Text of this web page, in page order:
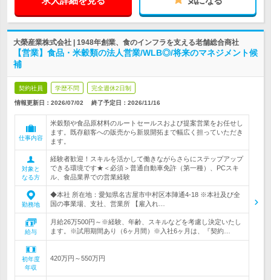
大榮産業株式会社 | 1948年創業、食のインフラを支える老舗総合商社
【営業】食品・米穀類の法人営業/WLB◎/将来のマネジメント候
補
契約社員 学歴不問 完全週休2日制
情報更新日：2026/07/02 終了予定日： 2026/11/16
仕事内容
米穀類や食品原材料のルートセールスおよび提案営業をお任せし
ます。既存顧客への販売から新規開拓まで幅広く担っていただき
ます。
対象と
なる方
経験者歓迎！スキルを活かして働きながらさらにステップアップ
できる環境です★＜必須＞普通自動車免許（第一種）、PCスキ
ル、食品業界での営業経験
勤務地
◆本社 所在地：愛知県名古屋市中村区本陣通4-18 ※本社及び全
国の事業場、支社、営業所 【雇入れ…
給与
月給26万500円～※経験、年齢、スキルなどを考慮し決定いたし
ます。※試用期間あり（6ヶ月間）※入社6ヶ月は、『契約…
初年度
年収
420万円～550万円